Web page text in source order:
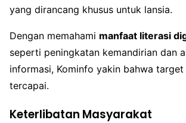
yang dirancang khusus untuk lansia.
Dengan memahami manfaat literasi
seperti peningkatan kemandirian dan
informasi, Kominfo yakin bahwa
tercapai.
Keterlibatan Masyarakat